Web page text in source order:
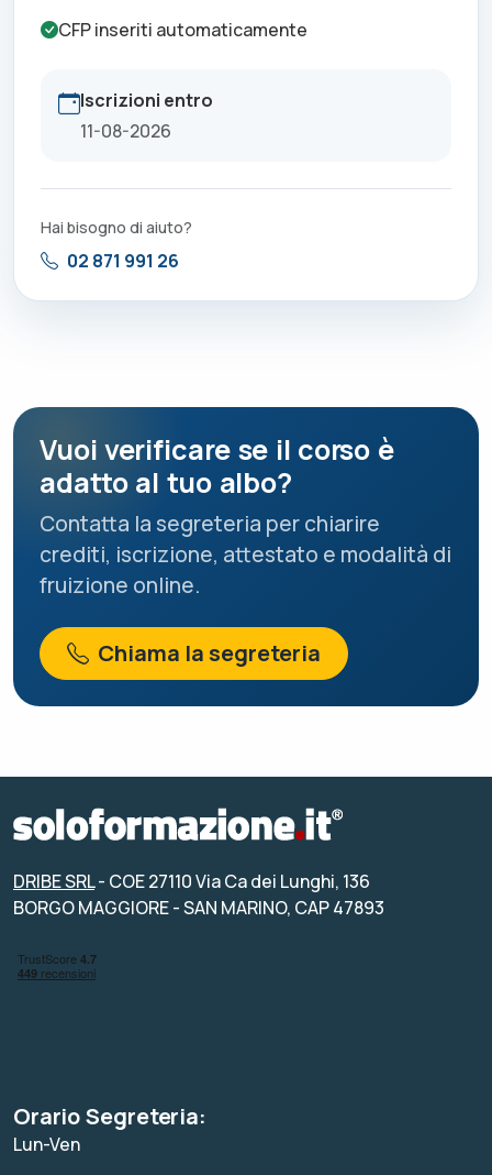
CFP inseriti automaticamente
Iscrizioni entro
11-08-2026
Hai bisogno di aiuto?
02 871 991 26
Vuoi verificare se il corso è
adatto al tuo albo?
Contatta la segreteria per chiarire
crediti, iscrizione, attestato e modalità di
fruizione online.
Chiama la segreteria
DRIBE SRL- COE 27110 Via Ca dei Lunghi, 136
BORGO MAGGIORE - SAN MARINO, CAP 47893
Orario Segreteria:
Lun-Ven